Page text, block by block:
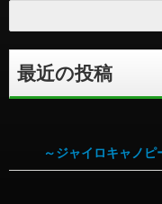
最近の投稿
～ジャイロキャノピ